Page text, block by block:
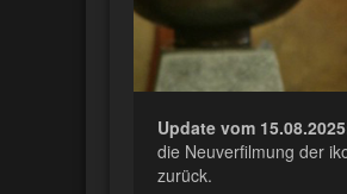
Update vom
die Neuverfilmung der
zurück.